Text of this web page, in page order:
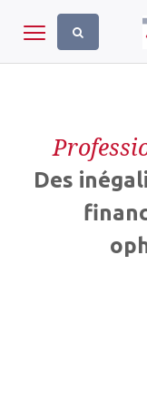
Toggle
Des
Panneau de gestion